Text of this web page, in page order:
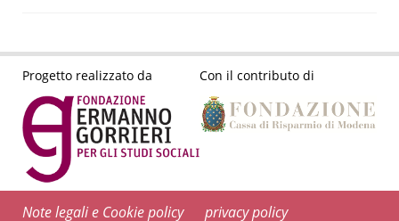
Progetto realizzato da Con il contributo di
Note legali e Cookie policy privacy policy